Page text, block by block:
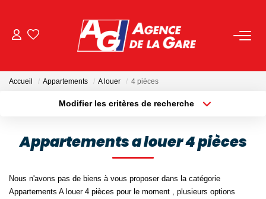
Accueil Appartements A louer 4 pièces
Modifier les critères de recherche
Surface min
Plus de critères Créer une alerte
Appartements a louer 4 pièces
Nous n'avons pas de biens à vous proposer dans la catégorie
Appartements A louer 4 pièces pour le moment , plusieurs options